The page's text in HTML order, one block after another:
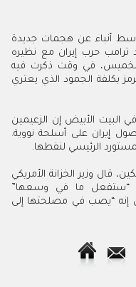
أنباء عن هجمات جديدة
ترامب حرب إيران مع نظيره
في وقت ذكرت فيه
الجمود الذي يعتري
الأبيض إن الزعيمين
إيران على أسلحة نووية.
الرئيسي لنفطها.
قال وزير الخزانة الأمريكي
“ستفعل ما في وسعها”
إنه “يصب في مصلحتها إلى